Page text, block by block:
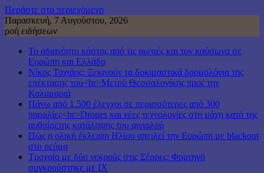
Περάστε στο περιεχόμενο
Παρασκευή, 7 Αυγούστου, 2026
ροή ειδήσεων
Το αδιανόητο κόστος από τις φωτιές και τον καύσωνα σε
Ευρώπη και Ελλάδα
Νίκος Ταχιάος: Ξεκινούν τα δοκιμαστικά δρομολόγια της
επέκτασης του<br>Μετρό Θεσσαλονίκης προς την
Καλαμαριά
Πάνω από 1.500 έλεγχοι σε περισσότερες από 300
παραλίες<br>Drones και νέες τεχνολογίες στη μάχη κατά της
αυθαίρετης κατάληψης του αιγιαλού
Πώς η ολική έκλειψη Ηλίου απειλεί την Ευρώπη με blackout
στο ρεύμα
Τροχαίο με δύο νεκρούς στις Σέρρες: Φορτηγό
συγκρούστηκε με ΙΧ